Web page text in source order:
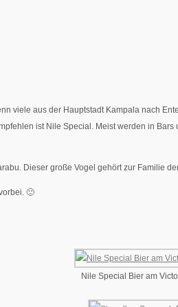
viele aus der Hauptstadt Kampala nach
ist Nile Special. Meist werden in
Dieser große Vogel gehört zur Familie
🙂
Nile Special Bier am